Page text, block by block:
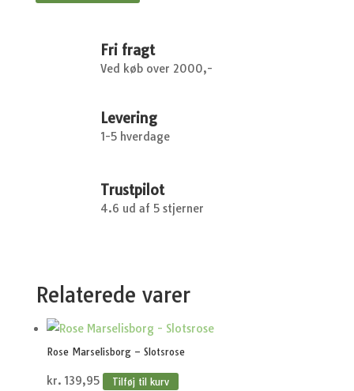
Fri fragt
Ved køb over 2000,-
Levering
1-5 hverdage
Trustpilot
4.6 ud af 5 stjerner
Relaterede varer
Rose Marselisborg – Slotsrose
kr. 139,95 Tilføj til kurv